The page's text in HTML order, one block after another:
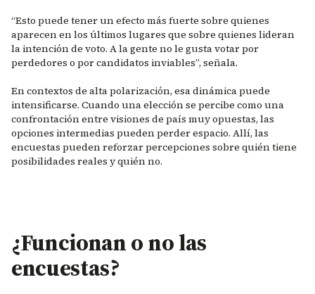
“Esto puede tener un efecto más fuerte sobre quienes
aparecen en los últimos lugares que sobre quienes lideran
la intención de voto. A la gente no le gusta votar por
perdedores o por candidatos inviables”, señala.
En contextos de alta polarización, esa dinámica puede
intensificarse. Cuando una elección se percibe como una
confrontación entre visiones de país muy opuestas, las
opciones intermedias pueden perder espacio. Allí, las
encuestas pueden reforzar percepciones sobre quién tiene
posibilidades reales y quién no.
¿Funcionan o no las
encuestas?